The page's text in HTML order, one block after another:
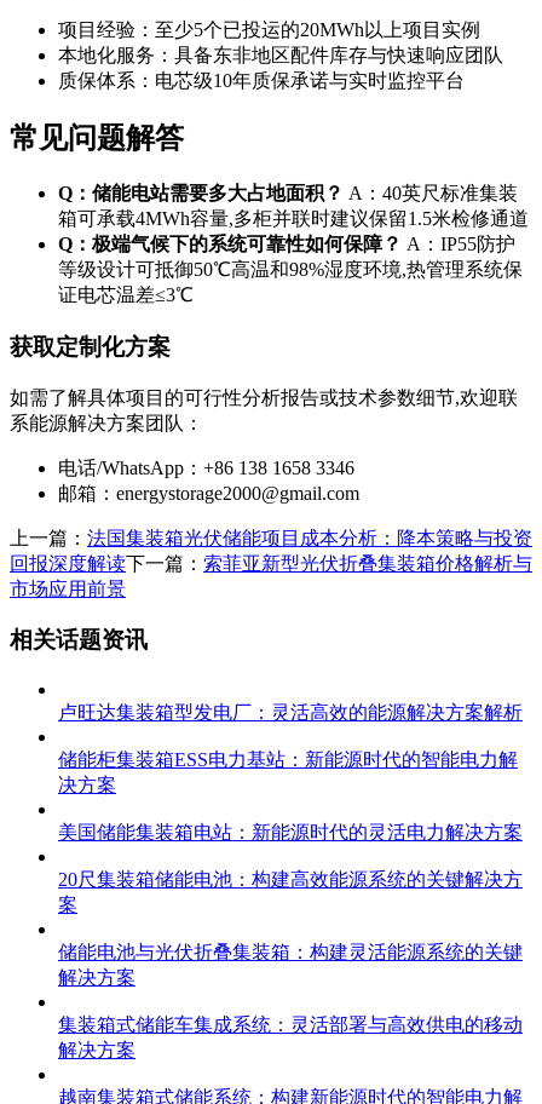
项目经验：至少5个已投运的20MWh以上项目实例
本地化服务：具备东非地区配件库存与快速响应团队
质保体系：电芯级10年质保承诺与实时监控平台
常见问题解答
Q：储能电站需要多大占地面积？ A：40英尺标准集装
箱可承载4MWh容量,多柜并联时建议保留1.5米检修通道
Q：极端气候下的系统可靠性如何保障？ A：IP55防护
等级设计可抵御50℃高温和98%湿度环境,热管理系统保
证电芯温差≤3℃
获取定制化方案
如需了解具体项目的可行性分析报告或技术参数细节,欢迎联
系能源解决方案团队：
电话/WhatsApp：+86 138 1658 3346
邮箱： energystorage2000@gmail.com
上一篇： 法国集装箱光伏储能项目成本分析：降本策略与投资
回报深度解读下一篇： 索菲亚新型光伏折叠集装箱价格解析与
市场应用前景
相关话题资讯
卢旺达集装箱型发电厂：灵活高效的能源解决方案解析
储能柜集装箱ESS电力基站：新能源时代的智能电力解
决方案
美国储能集装箱电站：新能源时代的灵活电力解决方案
20尺集装箱储能电池：构建高效能源系统的关键解决方
案
储能电池与光伏折叠集装箱：构建灵活能源系统的关键
解决方案
集装箱式储能车集成系统：灵活部署与高效供电的移动
解决方案
越南集装箱式储能系统：构建新能源时代的智能电力解